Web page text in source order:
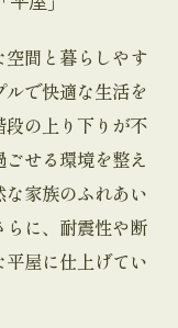
間と暮らしやす
で快適な生活を
の上り下りが不
せる環境を整え
家族のふれあい
に、耐震性や断
屋に仕上げてい